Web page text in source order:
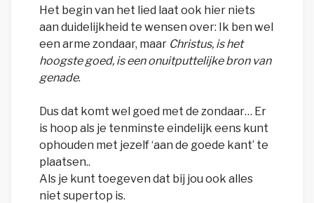
Het begin van het lied laat ook hier niets
aan duidelijkheid te wensen over: Ik ben wel
een arme zondaar, maar Christus, is het
hoogste goed, is een onuitputtelijke bron van
genade.
Dus dat komt wel goed met de zondaar… Er
is hoop als je tenminste eindelijk eens kunt
ophouden met jezelf ‘aan de goede kant’ te
plaatsen..
Als je kunt toegeven dat bij jou ook alles
niet supertop is.